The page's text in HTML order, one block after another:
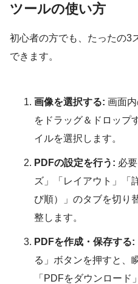
ツールの使い方
初心者の方でも、たったの3
できます。
画像を選択する: 画面
をドラッグ＆ドロップ
イルを選択します。
PDFの設定を行う: 必
ズ」「レイアウト」「
び順）」のタブを切り
整します。
PDFを作成・保存する:
る」ボタンを押すと、
「PDFをダウンロード